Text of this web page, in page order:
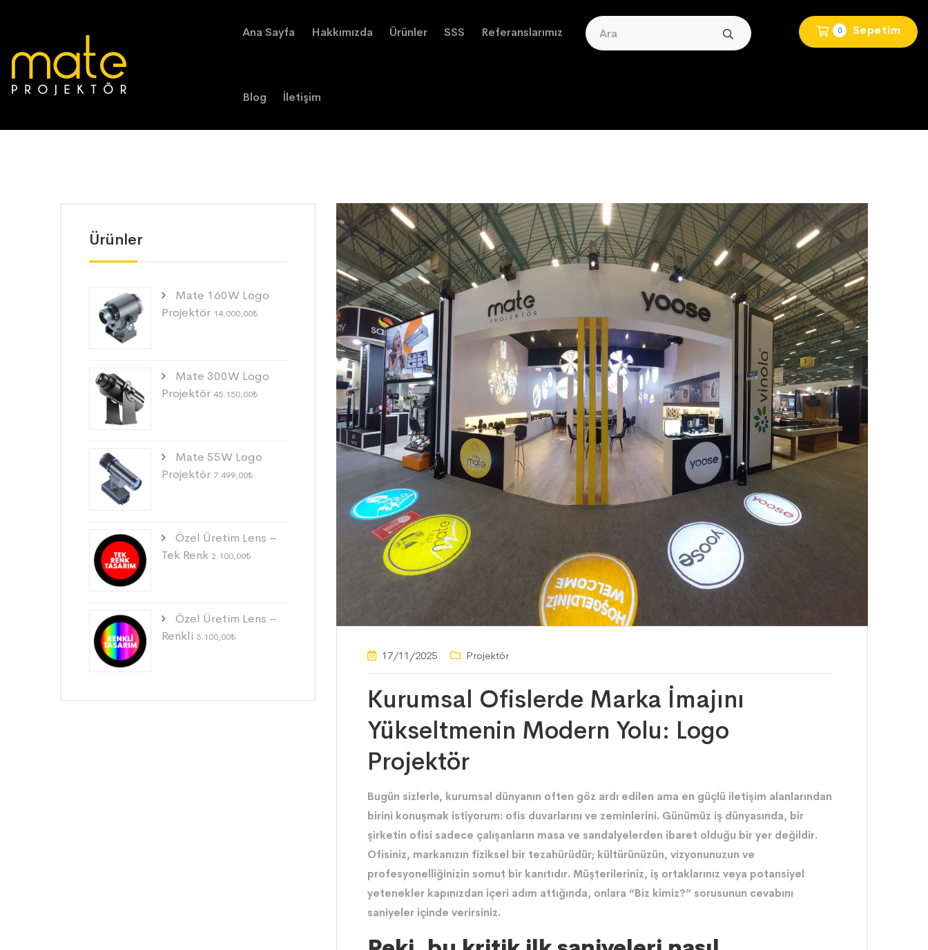
0 Sepetim
Ana Sayfa Hakkımızda Ürünler SSS Referanslarımız
Blog İletişim
Ürünler
Mate 160W Logo
Projektör 14.000,00₺
Mate 300W Logo
Projektör 45.150,00₺
Mate 55W Logo
Projektör 7.499,00₺
Özel Üretim Lens –
Tek Renk 2.100,00₺
Özel Üretim Lens –
Renkli 3.100,00₺
17/11/2025 Projektör
Kurumsal Ofislerde Marka İmajını
Yükseltmenin Modern Yolu: Logo
Projektör
Bugün sizlerle, kurumsal dünyanın often göz ardı edilen ama en güçlü iletişim alanlarından
birini konuşmak istiyorum: ofis duvarlarını ve zeminlerini. Günümüz iş dünyasında, bir
şirketin ofisi sadece çalışanların masa ve sandalyelerden ibaret olduğu bir yer değildir.
Ofisiniz, markanızın fiziksel bir tezahürüdür; kültürünüzün, vizyonunuzun ve
profesyonelliğinizin somut bir kanıtıdır. Müşterileriniz, iş ortaklarınız veya potansiyel
yetenekler kapınızdan içeri adım attığında, onlara “Biz kimiz?” sorusunun cevabını
saniyeler içinde verirsiniz.